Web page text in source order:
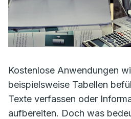
Kostenlose Anwendungen
beispielsweise Tabellen
Texte verfassen oder
aufbereiten. Doch was